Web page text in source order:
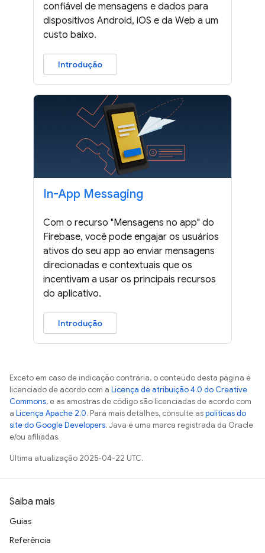
confiável de mensagens e dados para
dispositivos Android, iOS e da Web a um
custo baixo.
Introdução
In-App Messaging
Com o recurso "Mensagens no app" do
Firebase, você pode engajar os usuários
ativos do seu app ao enviar mensagens
direcionadas e contextuais que os
incentivam a usar os principais recursos
do aplicativo.
Introdução
Exceto em caso de indicação contrária, o conteúdo desta página é
licenciado de acordo com a Licença de atribuição 4.0 do Creative
Commons, e as amostras de código são licenciadas de acordo com
a Licença Apache 2.0. Para mais detalhes, consulte aspolíticas do
site do Google Developers. Java é uma marca registrada da Oracle
e/ou afiliadas.
Última atualização 2025-04-22 UTC.
Saiba mais
Guias
Referência